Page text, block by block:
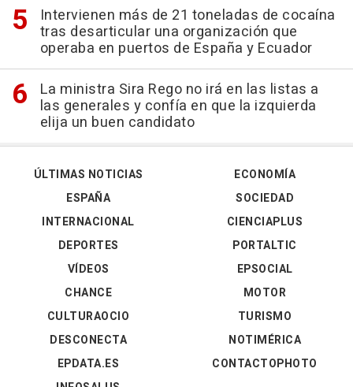
Intervienen más de 21 toneladas de cocaína
tras desarticular una organización que
operaba en puertos de España y Ecuador
La ministra Sira Rego no irá en las listas a
las generales y confía en que la izquierda
elija un buen candidato
ÚLTIMAS NOTICIAS
ESPAÑA
INTERNACIONAL
DEPORTES
VÍDEOS
ECONOMÍA
SOCIEDAD
CIENCIAPLUS
PORTALTIC
EPSOCIAL
CHANCE
CULTURAOCIO
DESCONECTA
EPDATA.ES
MOTOR
TURISMO
NOTIMÉRICA
CONTACTOPHOTO